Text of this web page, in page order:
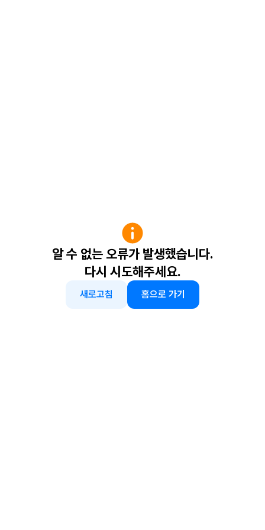
알 수 없는 오류가 발생했습니다.
다시 시도해주세요.
새로고침 홈으로 가기